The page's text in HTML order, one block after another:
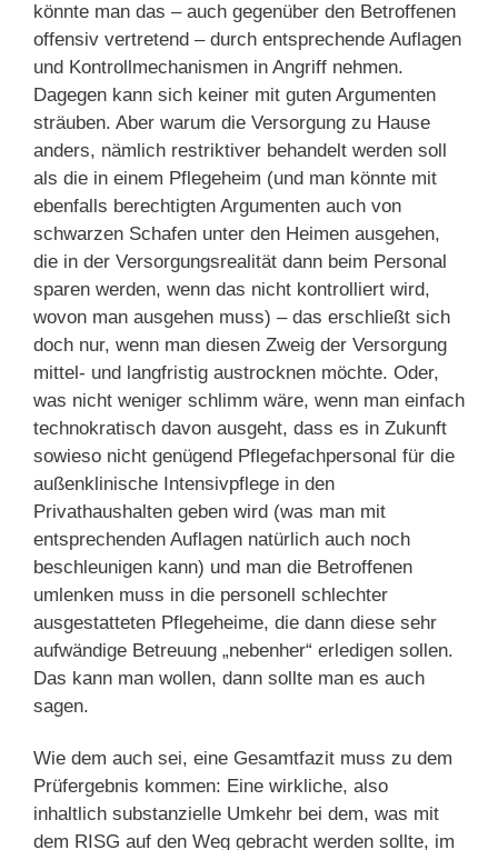
könnte man das – auch gegenüber den Betroffenen
offensiv vertretend – durch entsprechende Auflagen
und Kontrollmechanismen in Angriff nehmen.
Dagegen kann sich keiner mit guten Argumenten
sträuben. Aber warum die Versorgung zu Hause
anders, nämlich restriktiver behandelt werden soll
als die in einem Pflegeheim (und man könnte mit
ebenfalls berechtigten Argumenten auch von
schwarzen Schafen unter den Heimen ausgehen,
die in der Versorgungsrealität dann beim Personal
sparen werden, wenn das nicht kontrolliert wird,
wovon man ausgehen muss) – das erschließt sich
doch nur, wenn man diesen Zweig der Versorgung
mittel- und langfristig austrocknen möchte. Oder,
was nicht weniger schlimm wäre, wenn man einfach
technokratisch davon ausgeht, dass es in Zukunft
sowieso nicht genügend Pflegefachpersonal für die
außenklinische Intensivpflege in den
Privathaushalten geben wird (was man mit
entsprechenden Auflagen natürlich auch noch
beschleunigen kann) und man die Betroffenen
umlenken muss in die personell schlechter
ausgestatteten Pflegeheime, die dann diese sehr
aufwändige Betreuung „nebenher“ erledigen sollen.
Das kann man wollen, dann sollte man es auch
sagen.
Wie dem auch sei, eine Gesamtfazit muss zu dem
Prüfergebnis kommen: Eine wirkliche, also
inhaltlich substanzielle Umkehr bei dem, was mit
dem RISG auf den Weg gebracht werden sollte, im